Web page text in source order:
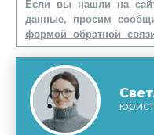
Если вы нашли на
данные, просим
формой обратной